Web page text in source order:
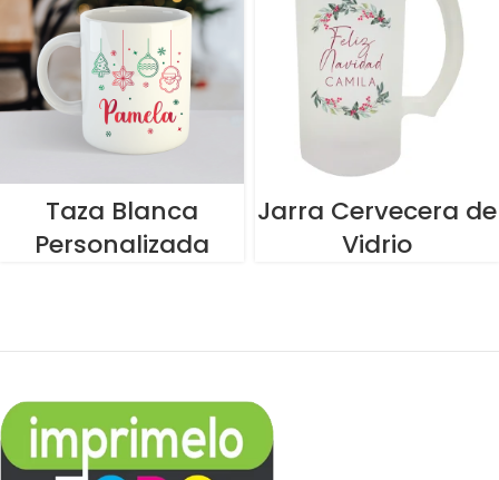
Taza Blanca
Personalizada
Jarra Cervecera de
Vidrio